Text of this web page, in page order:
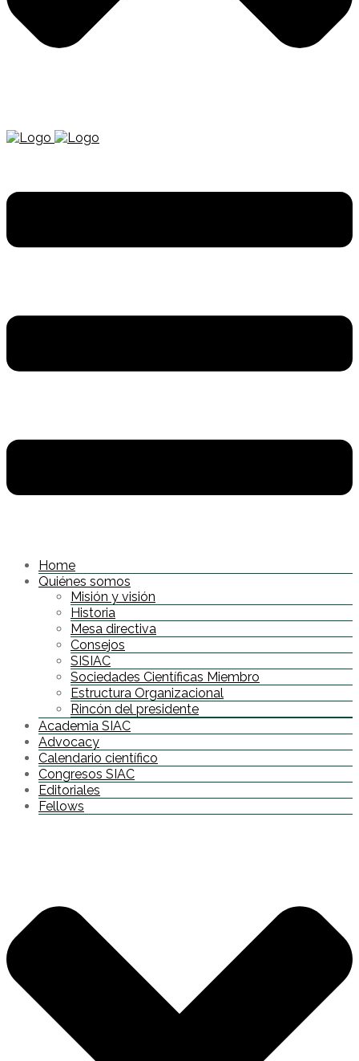
Home
Quiénes somos
Misión y visión
Historia
Mesa directiva
Consejos
SISIAC
Sociedades Científicas Miembro
Estructura Organizacional
Rincón del presidente
Academia SIAC
Advocacy
Calendario científico
Congresos SIAC
Editoriales
Fellows